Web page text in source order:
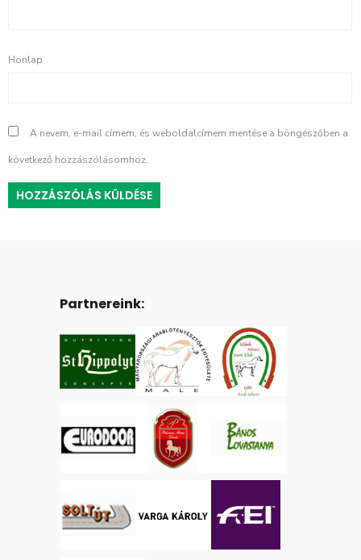
Honlap
A nevem, e-mail címem, és weboldalcímem mentése a böngészőben a
következő hozzászólásomhoz.
Partnereink: